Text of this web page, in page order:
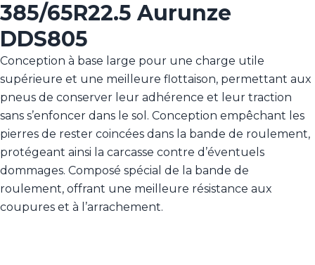
385/65R22.5 Aurunze
DDS805
Conception à base large pour une charge utile
supérieure et une meilleure flottaison, permettant aux
pneus de conserver leur adhérence et leur traction
sans s’enfoncer dans le sol. Conception empêchant les
pierres de rester coincées dans la bande de roulement,
protégeant ainsi la carcasse contre d’éventuels
dommages. Composé spécial de la bande de
roulement, offrant une meilleure résistance aux
coupures et à l’arrachement.